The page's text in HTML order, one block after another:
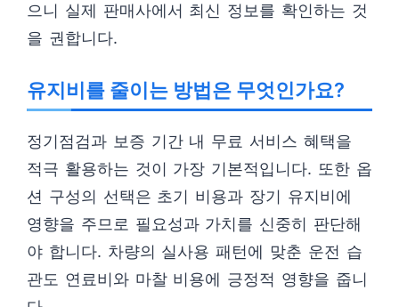
으니 실제 판매사에서 최신 정보를 확인하는 것
을 권합니다.
유지비를 줄이는 방법은 무엇인가요?
정기점검과 보증 기간 내 무료 서비스 혜택을
적극 활용하는 것이 가장 기본적입니다. 또한 옵
션 구성의 선택은 초기 비용과 장기 유지비에
영향을 주므로 필요성과 가치를 신중히 판단해
야 합니다. 차량의 실사용 패턴에 맞춘 운전 습
관도 연료비와 마찰 비용에 긍정적 영향을 줍니